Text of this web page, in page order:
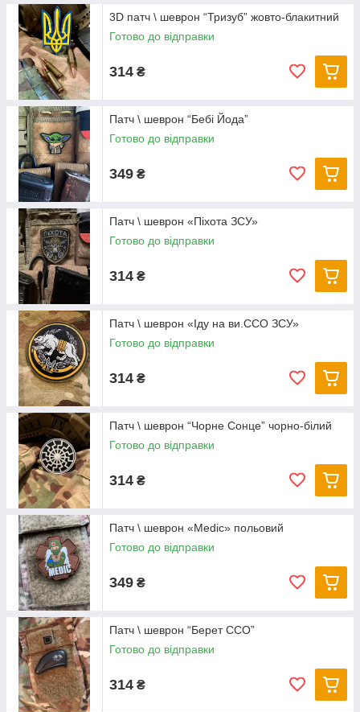
3D патч \ шеврон “Тризуб” жовто-блакитний
Готово до відправки
314 ₴
Патч \ шеврон “Бебі Йода”
Готово до відправки
349 ₴
Патч \ шеврон «Піхота ЗСУ»
Готово до відправки
314 ₴
Патч \ шеврон «Іду на ви.ССО ЗСУ»
Готово до відправки
314 ₴
Патч \ шеврон “Чорне Сонце” чорно-білий
Готово до відправки
314 ₴
Патч \ шеврон «Medic» польовий
Готово до відправки
349 ₴
Патч \ шеврон “Берет ССО”
Готово до відправки
314 ₴